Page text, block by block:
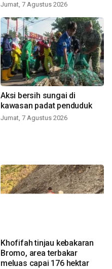
Jumat, 7 Agustus 2026
Aksi bersih sungai di
kawasan padat penduduk
Jumat, 7 Agustus 2026
Khofifah tinjau kebakaran
Bromo, area terbakar
meluas capai 176 hektar